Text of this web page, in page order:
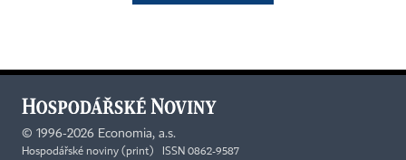
© 1996-2026 Economia, a.s.
Hospodářské noviny (print) ISSN 0862-9587